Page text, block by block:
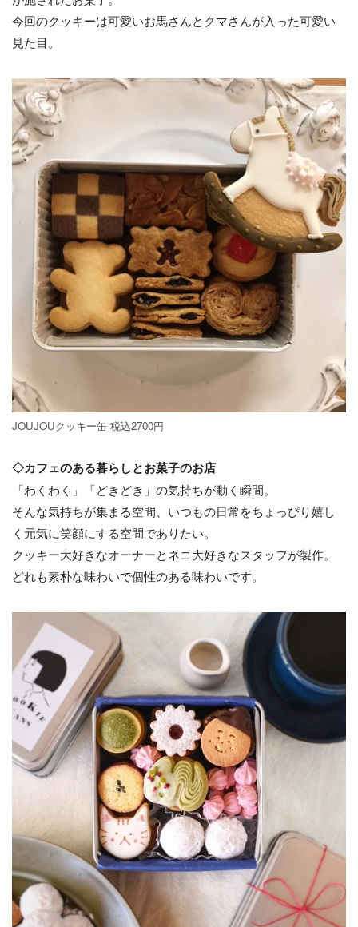
今回のクッキーは可愛いお馬さんとクマさんが入った可愛い
見た目。
JOUJOUクッキー缶 税込2700円
◇カフェのある暮らしとお菓子のお店
「わくわく」「どきどき」の気持ちが動く瞬間。
そんな気持ちが集まる空間、いつもの日常をちょっぴり嬉し
く元気に笑顔にする空間でありたい。
クッキー大好きなオーナーとネコ大好きなスタッフが製作。
どれも素朴な味わいで個性のある味わいです。